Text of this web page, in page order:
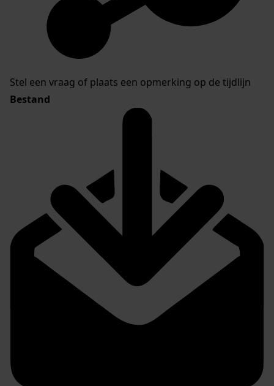
Stel een vraag of plaats een opmerking op de tijdlijn
Bestand